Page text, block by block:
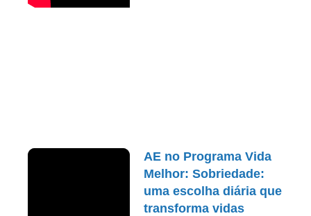
AE no Programa Vida
Melhor: Sobriedade:
uma escolha diária que
transforma vidas